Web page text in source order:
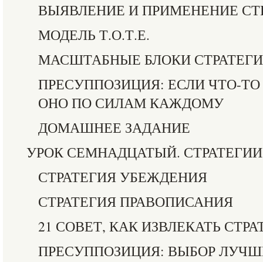
ВЫЯВЛЕНИЕ И ПРИМЕНЕНИЕ
МОДЕЛЬ Т.О.Т.Е.
МАСШТАБНЫЕ БЛОКИ
ПРЕСУППОЗИЦИЯ: ЕСЛИ ЧТО-
ОНО ПО СИЛАМ КАЖДОМУ
ДОМАШНЕЕ ЗАДАНИЕ
УРОК СЕМНАДЦАТЫЙ.
СТРАТЕГИЯ УБЕЖДЕНИЯ
СТРАТЕГИЯ ПРАВОПИСАНИЯ
21 СОВЕТ, КАК ИЗВЛЕКАТЬ
ПРЕСУППОЗИЦИЯ: ВЫБОР